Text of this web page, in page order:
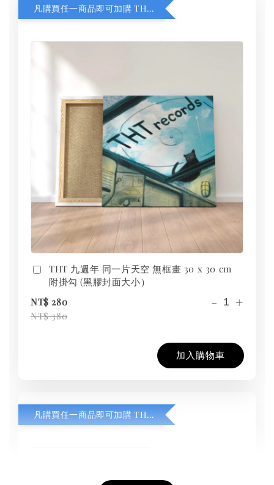
凡購買任一商品即可加購 THT 九週年 同一片天空 無框畫 30 x 30 cm 附掛勾 (黑膠封面大小）
THT 九週年 同一片天空 無框畫 30 x 30 cm
附掛勾 (黑膠封面大小）
NT$ 280
NT$ 380
- +
加入購物車
凡購買任一商品即可加購 THT 九週年紀念 T-shirt